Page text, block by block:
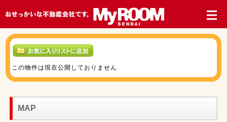
この物件は現在公開しておりません
MAP